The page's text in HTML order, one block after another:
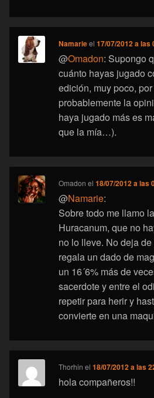
Namarieel17/07/2012 a las
@Omadon: Supongo
cuánto hayas jugado
edición, muy poco,
probablemente la
haya jugado más es
que la mía…).
Omadon el18/07/2012 a las
@Namarie:
Sobre todo me llamo
Huracanum, que no
no lo lleve. No deja
regala un dado de
un 16´6% más de
sacerdote y entre el
repetir para herir y
convierte en una
Thorhin el18/07/2012 a las
hola compañeros!!